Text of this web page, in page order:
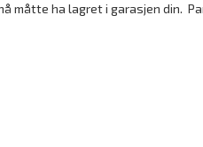
måtte ha lagret i garasjen din.